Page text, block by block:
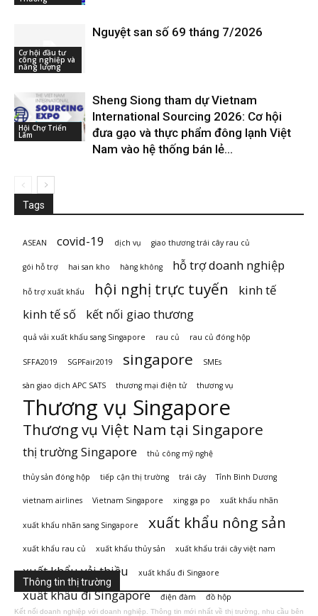
Cơ hội đầu tư
công nghiệp và
năng lượng
Nguyệt san số 69 tháng 7/2026
Hội Chợ Triển
Lãm
Sheng Siong tham dự Vietnam
International Sourcing 2026: Cơ hội
đưa gạo và thực phẩm đông lạnh Việt
Nam vào hệ thống bán lẻ...
Tags
ASEAN covid-19 dịch vụ giao thương trái cây rau củ
gói hỗ trợ hai san kho hàng không hỗ trợ doanh nghiệp
hỗ trợ xuất khẩu hội nghị trực tuyến
kinh tế
kinh tế số
kết nối giao thương
quả vải xuất khẩu sang Singapore rau củ rau củ đóng hộp
SFFA2019 SGPFair2019 singapore SMEs
sàn giao dịch APC SATS thương mại điện tử thương vụ
Thương vụ Singapore
Thương vụ Việt Nam tại Singapore
thị trường Singapore thủ công mỹ nghệ
thủy sản đóng hộp tiếp cận thị trường trái cây Tỉnh Bình Dương
vietnam airlines Vietnam Singapore xing ga po xuất khẩu nhãn
xuất khẩu nhãn sang Singapore xuất khẩu nông sản
xuất khẩu rau củ xuất khẩu thủy sản xuất khẩu trái cây việt nam
xuất khẩu vải thiều xuất khẩu đi Singaore
xuất khẩu đi Singapore điện đàm đồ hộp
Thông tin thị trường
Kết nối doanh nghiệp với doanh nghiệp. Thông tin mới nhất về thị trường, nhu cầu bên